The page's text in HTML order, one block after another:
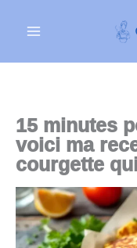
15 minutes
voici ma
courgette